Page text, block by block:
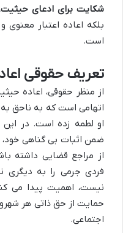
شکایت برای ادعای حیثیت
بلکه اعاده اعتبار
است.
تعریف حقوقی
از منظر حقوقی، اعاده
اتهامی است که به ناحق
او لطمه زده است. در این
ضمن اثبات بی گناهی خود،
از مراجع قضایی داشته
فردی جرمی را به دیگری
نیست، اهمیت پیدا می
حمایت از حق ذاتی هر
اجتماعی.